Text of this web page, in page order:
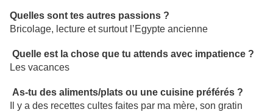
Quelles sont tes autres passions ?
Bricolage, lecture et surtout l’Egypte ancienne
Quelle est la chose que tu attends avec impatience ?
Les vacances
As-tu des aliments/plats ou une cuisine préférés ?
Il y a des recettes cultes faites par ma mère, son gratin